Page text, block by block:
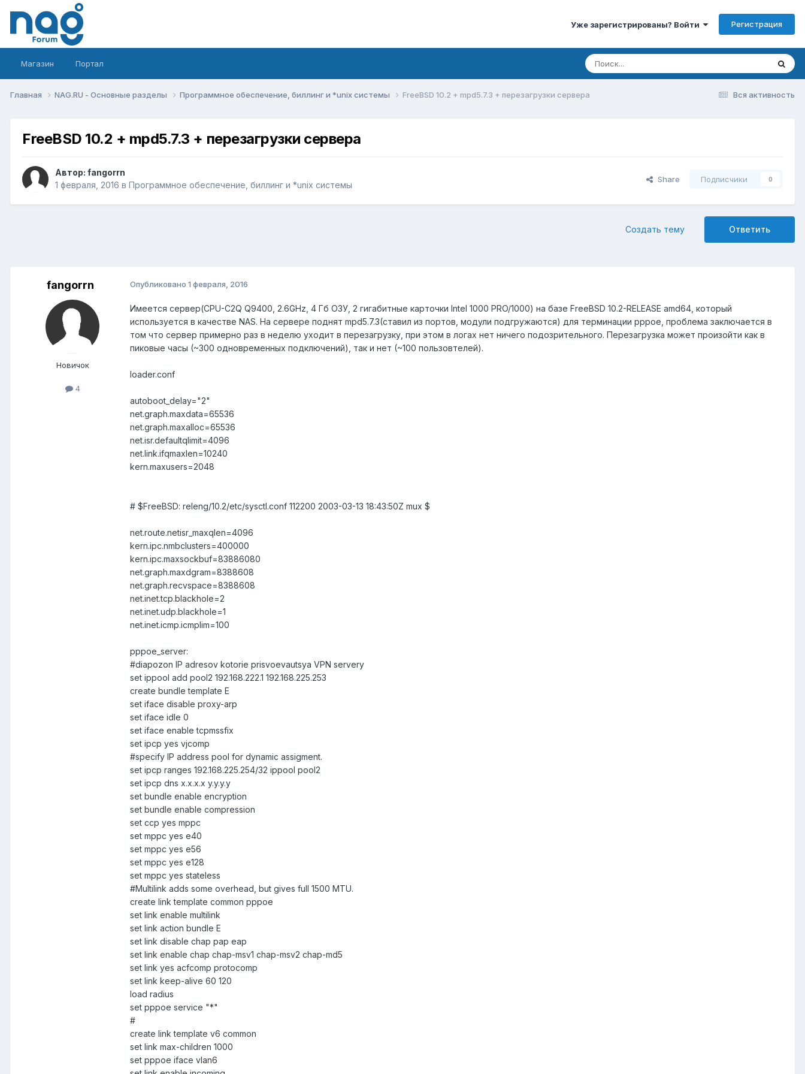
Уже зарегистрированы? Войти Регистрация
Магазин Портал
Вся активность
Главная NAG.RU - Основные разделы Программное обеспечение, биллинг и *unix системы FreeBSD 10.2 + mpd5.7.3 + перезагрузки сервера
FreeBSD 10.2 + mpd5.7.3 + перезагрузки сервера
Автор: fangorrn
1 февраля, 2016 в Программное обеспечение, биллинг и *unix системы
Share Подписчики 0
Ответить
Создать тему
fangorrn
Новичок
4
Опубликовано 1 февраля, 2016
Имеется сервер(CPU-C2Q Q9400, 2.6GHz, 4 Гб ОЗУ, 2 гигабитные карточки Intel 1000 PRO/1000) на базе FreeBSD 10.2-RELEASE amd64, который
используется в качестве NAS. На сервере поднят mpd5.7.3(ставил из портов, модули подгружаются) для терминации pppoe, проблема заключается в
том что сервер примерно раз в неделю уходит в перезагрузку, при этом в логах нет ничего подозрительного. Перезагрузка может произойти как в
пиковые часы (~300 одновременных подключений), так и нет (~100 пользовтелей).
loader.conf
autoboot_delay="2"
net.graph.maxdata=65536
net.graph.maxalloc=65536
net.isr.defaultqlimit=4096
net.link.ifqmaxlen=10240
kern.maxusers=2048
# $FreeBSD: releng/10.2/etc/sysctl.conf 112200 2003-03-13 18:43:50Z mux $
net.route.netisr_maxqlen=4096
kern.ipc.nmbclusters=400000
kern.ipc.maxsockbuf=83886080
net.graph.maxdgram=8388608
net.graph.recvspace=8388608
net.inet.tcp.blackhole=2
net.inet.udp.blackhole=1
net.inet.icmp.icmplim=100
pppoe_server:
#diapozon IP adresov kotorie prisvoevautsya VPN servery
set ippool add pool2 192.168.222.1 192.168.225.253
create bundle template E
set iface disable proxy-arp
set iface idle 0
set iface enable tcpmssfix
set ipcp yes vjcomp
#specify IP address pool for dynamic assigment.
set ipcp ranges 192.168.225.254/32 ippool pool2
set ipcp dns x.x.x.x y.y.y.y
set bundle enable encryption
set bundle enable compression
set ccp yes mppc
set mppc yes e40
set mppc yes e56
set mppc yes e128
set mppc yes stateless
#Multilink adds some overhead, but gives full 1500 MTU.
create link template common pppoe
set link enable multilink
set link action bundle E
set link disable chap pap eap
set link enable chap chap-msv1 chap-msv2 chap-md5
set link yes acfcomp protocomp
set link keep-alive 60 120
load radius
set pppoe service "*"
#
create link template v6 common
set link max-children 1000
set pppoe iface vlan6